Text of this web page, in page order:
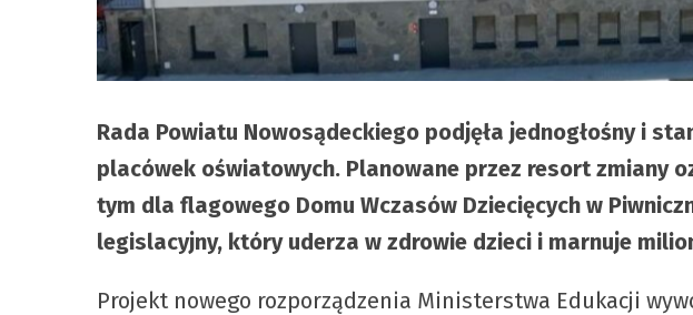
Rada Powiatu Nowosądeckiego podjęła jednogłośny i
placówek oświatowych. Planowane przez resort zmiany
tym dla flagowego Domu Wczasów Dziecięcych w
legislacyjny, który uderza w zdrowie dzieci i marnuje
Projekt nowego rozporządzenia Ministerstwa Edukacji